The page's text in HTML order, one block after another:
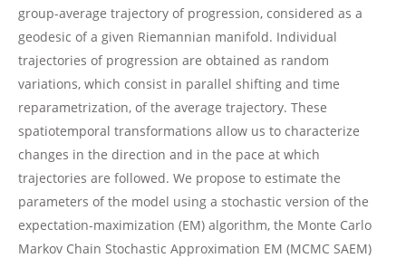
group-average trajectory of progression, considered as a
geodesic of a given Riemannian manifold. Individual
trajectories of progression are obtained as random
variations, which consist in parallel shifting and time
reparametrization, of the average trajectory. These
spatiotemporal transformations allow us to characterize
changes in the direction and in the pace at which
trajectories are followed. We propose to estimate the
parameters of the model using a stochastic version of the
expectation-maximization (EM) algorithm, the Monte Carlo
Markov Chain Stochastic Approximation EM (MCMC SAEM)